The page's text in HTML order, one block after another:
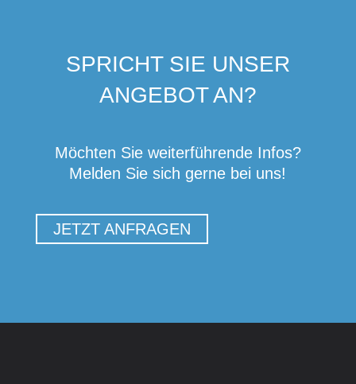
SPRICHT SIE UNSER
ANGEBOT AN?
Möchten Sie weiterführende Infos?
Melden Sie sich gerne bei uns!
JETZT ANFRAGEN